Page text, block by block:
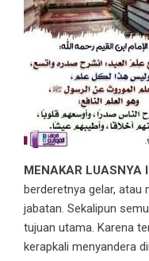
MENAKAR LUASNYA
berderetnya gelar, atau
jabatan. Sekalipun
tujuan utama. Karena
kerapkali menyandera